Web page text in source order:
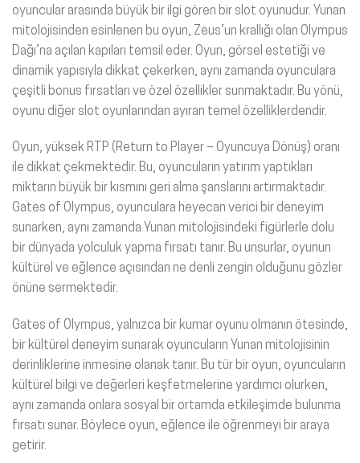
oyuncular arasında büyük bir ilgi gören bir slot oyunudur. Yunan
mitolojisinden esinlenen bu oyun, Zeus’un krallığı olan Olympus
Dağı’na açılan kapıları temsil eder. Oyun, görsel estetiği ve
dinamik yapısıyla dikkat çekerken, aynı zamanda oyunculara
çeşitli bonus fırsatları ve özel özellikler sunmaktadır. Bu yönü,
oyunu diğer slot oyunlarından ayıran temel özelliklerdendir.
Oyun, yüksek RTP (Return to Player – Oyuncuya Dönüş) oranı
ile dikkat çekmektedir. Bu, oyuncuların yatırım yaptıkları
miktarın büyük bir kısmını geri alma şanslarını artırmaktadır.
Gates of Olympus, oyunculara heyecan verici bir deneyim
sunarken, aynı zamanda Yunan mitolojisindeki figürlerle dolu
bir dünyada yolculuk yapma fırsatı tanır. Bu unsurlar, oyunun
kültürel ve eğlence açısından ne denli zengin olduğunu gözler
önüne sermektedir.
Gates of Olympus, yalnızca bir kumar oyunu olmanın ötesinde,
bir kültürel deneyim sunarak oyuncuların Yunan mitolojisinin
derinliklerine inmesine olanak tanır. Bu tür bir oyun, oyuncuların
kültürel bilgi ve değerleri keşfetmelerine yardımcı olurken,
aynı zamanda onlara sosyal bir ortamda etkileşimde bulunma
fırsatı sunar. Böylece oyun, eğlence ile öğrenmeyi bir araya
getirir.